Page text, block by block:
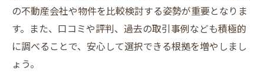
は
不動産売買時に重要な家族構成と通勤の視
点
の不動産会社や物件を比較検討する姿勢が重要となりま
す。また、口コミや評判、過去の取引事例なども積極的
に調べることで、安心して選択できる根拠を増やしまし
ょう。